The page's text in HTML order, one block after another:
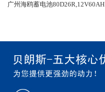
广州海鸥蓄电池80D26R,12V60AH